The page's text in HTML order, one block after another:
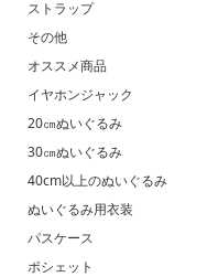
ストラップ
その他
オススメ商品
イヤホンジャック
20㎝ぬいぐるみ
30㎝ぬいぐるみ
40cm以上のぬいぐるみ
ぬいぐるみ用衣装
パスケース
ポシェット